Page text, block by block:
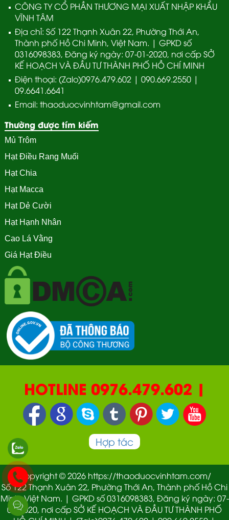
CÔNG TY CỔ PHẦN THƯƠNG MẠI XUẤT NHẬP KHẨU
VĨNH TÂM
Địa chỉ: Số 122 Thạnh Xuân 22, Phường Thới An,
Thành phố Hồ Chi Minh, Việt Nam. | GPKD số
0316098383, Đăng ký ngày: 07-01-2020, nơi cấp SỞ
KẾ HOẠCH VÀ ĐẦU TƯ THÀNH PHỐ HỒ CHÍ MINH
Điện thoại: (Zalo)0976.479.602 | 090.669.2550 |
09.6641.6641
Email: thaoduocvinhtam@gmail.com
Thường được tím kiếm
Mủ Trôm
Hạt Điều Rang Muối
Hạt Chia
Hạt Macca
Hạt Dẻ Cười
Hạt Hạnh Nhân
Cao Lá Vằng
Giá Hạt Điều
HOTLINE 0976.479.602 |
090.669.2550 | 0987.877.193
Hợp tác
Copyright © 2026 https://thaoduocvinhtam.com/
Số 122 Thạnh Xuân 22, Phường Thới An, Thành phố Hồ Chi
Minh, Việt Nam. | GPKD số 0316098383, Đăng ký ngày: 07-
01-2020, nơi cấp SỞ KẾ HOẠCH VÀ ĐẦU TƯ THÀNH PHỐ